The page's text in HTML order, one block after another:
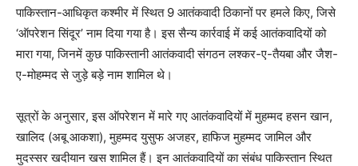
पाकिस्तान-आधिकृत कश्मीर में स्थित 9 आतंकवादी ठिकानों पर हमले किए, जिसे
‘ऑपरेशन सिंदूर’ नाम दिया गया है। इस सैन्य कार्रवाई में कई आतंकवादियों को
मारा गया, जिनमें कुछ पाकिस्तानी आतंकवादी संगठन लश्कर-ए-तैयबा और जैश-
ए-मोहम्मद से जुड़े बड़े नाम शामिल थे।
सूत्रों के अनुसार, इस ऑपरेशन में मारे गए आतंकवादियों में मुहम्मद हसन खान,
खालिद (अबू आकशा), मुहम्मद युसुफ अजहर, हाफिज मुहम्मद जामिल और
मुदस्सर खदीयान खस शामिल हैं। इन आतंकवादियों का संबंध पाकिस्तान स्थित